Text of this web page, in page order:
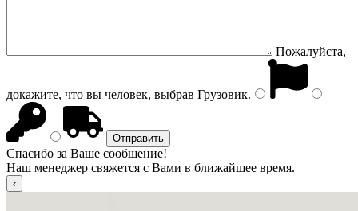
Пожалуйста,
докажите, что вы человек, выбрав Грузовик.
Спасибо за Ваше сообщение!
Наш менеджер свяжется с Вами в ближайшее время.